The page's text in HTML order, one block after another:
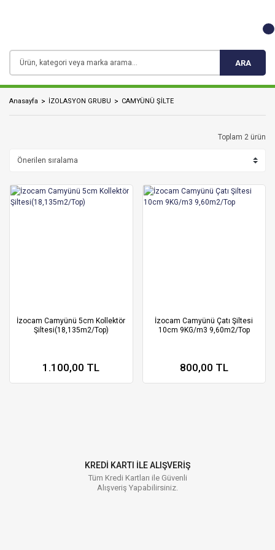
ARA
Anasayfa İZOLASYON GRUBU CAMYÜNÜ ŞİLTE
Toplam 2 ürün
İzocam Camyünü 5cm Kollektör
Şiltesi(18,135m2/Top)
1.100,00 TL
İzocam Camyünü Çatı Şiltesi
10cm 9KG/m3 9,60m2/Top
800,00 TL
KREDİ KARTI İLE ALIŞVERİŞ
Tüm Kredi Kartları ile Güvenli
Alışveriş Yapabilirsiniz.